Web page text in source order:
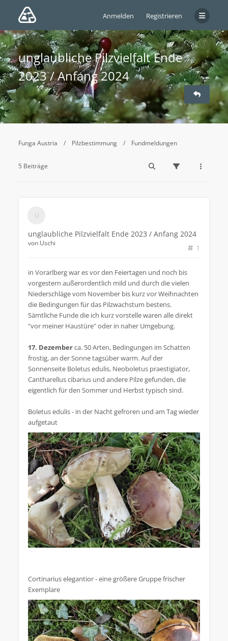
Anmelden Registrieren
unglaubliche Pilzvielfalt Ende
2023 / Anfang 2024
Funga Austria Pilzbestimmung Fundmeldungen
5 Beiträge
unglaubliche Pilzvielfalt Ende 2023 / Anfang 2024
1
von Uschi
in Vorarlberg war es vor den Feiertagen und noch bis
vorgestern außerordentlich mild und durch die vielen
Niederschläge vom November bis kurz vor Weihnachten
die Bedingungen für das Pilzwachstum bestens.
Sämtliche Funde die ich kurz vorstelle waren alle direkt
"vor meiner Haustüre" oder in naher Umgebung.
17. Dezemberca. 50 Arten, Bedingungen im Schatten
frostig, an der Sonne tagsüber warm. Auf der
Sonnenseite Boletus edulis, Neoboletus praestigiator,
Cantharellus cibarius und andere Pilze gefunden, die
eigentlich für den Sommer und Herbst typisch sind.
Boletus edulis - in der Nacht gefroren und am Tag wieder
aufgetaut
Cortinarius elegantior - eine größere Gruppe frischer
Exemplare